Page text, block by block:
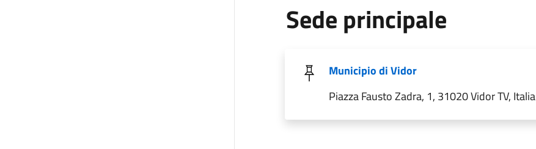
Sede principale
Municipio di Vidor
Piazza Fausto Zadra, 1, 31020 Vidor TV, Italia